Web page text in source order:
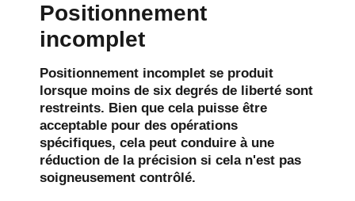
Positionnement
incomplet
Positionnement incomplet se produit
lorsque moins de six degrés de liberté sont
restreints. Bien que cela puisse être
acceptable pour des opérations
spécifiques, cela peut conduire à une
réduction de la précision si cela n'est pas
soigneusement contrôlé.